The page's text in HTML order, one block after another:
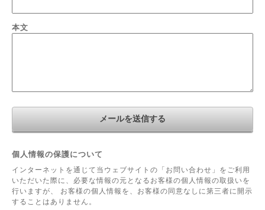
本文
個人情報の保護について
インターネットを通じて当ウェブサイトの「お問い合わせ」をご利用
いただいた際に、必要な情報の元となるお客様の個人情報の取扱いを
行いますが、 お客様の個人情報を、お客様の同意なしに第三者に開示
することはありません。